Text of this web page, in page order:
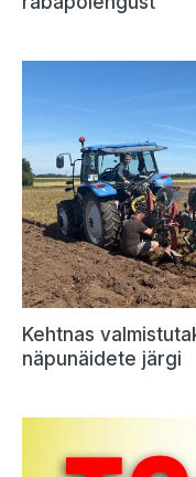
Kehtnas
näpunäidete järgi